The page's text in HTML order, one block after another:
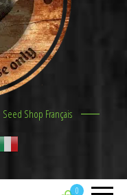
Shop Français
0